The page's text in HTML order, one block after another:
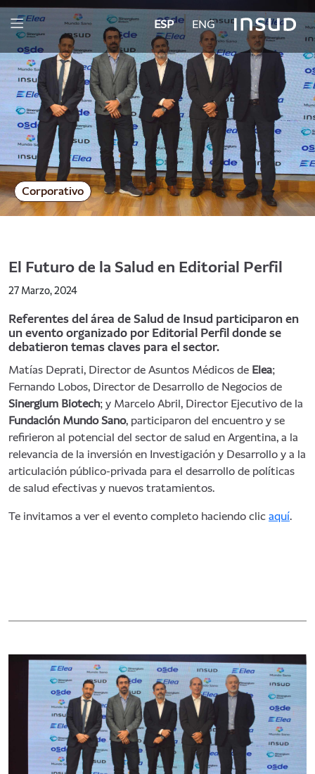
ESP ENG
Corporativo
El Futuro de la Salud en Editorial Perfil
27 Marzo, 2024
Referentes del área de Salud de Insud participaron en
un evento organizado por Editorial Perfil donde se
debatieron temas claves para el sector.
Matías Deprati, Director de Asuntos Médicos de Elea;
Fernando Lobos, Director de Desarrollo de Negocios de
Sinergium Biotech; y Marcelo Abril, Director Ejecutivo de la
Fundación Mundo Sano, participaron del encuentro y se
refirieron al potencial del sector de salud en Argentina, a la
relevancia de la inversión en Investigación y Desarrollo y a la
articulación público-privada para el desarrollo de políticas
de salud efectivas y nuevos tratamientos.
Te invitamos a ver el evento completo haciendo clic aquí.